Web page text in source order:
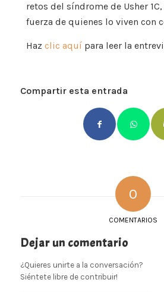
retos del síndrome de Usher
fuerza de quienes lo viven con
Haz clic aquípara leer la
Compartir esta entrada
0
COMENTARIOS
Dejar un comentario
¿Quieres unirte a la conversación?
Siéntete libre de contribuir!